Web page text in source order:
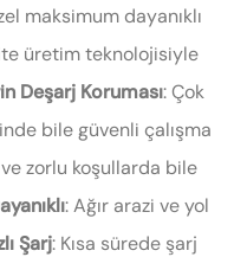
maksimum dayanıklı
üretim teknolojisiyle
Deşarj Koruması: Çok
bile güvenli çalışma
zorlu koşullarda bile
: Ağır arazi ve yol
Şarj: Kısa sürede şarj